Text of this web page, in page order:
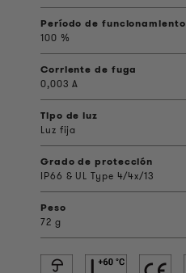
Período de funcionamiento
100 %
Corriente de fuga
0,003 A
Tipo de luz
Luz fija
Grado de protección
IP66 & UL Type 4/4x/13
Peso
72 g